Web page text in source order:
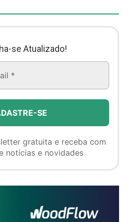
se Atualizado!
gratuita e receba com
notícias e novidades